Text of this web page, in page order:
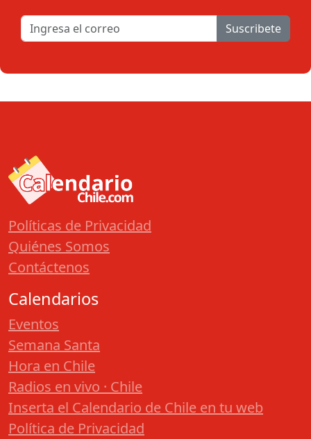
Suscribete
Políticas de Privacidad
Quiénes Somos
Contáctenos
Calendarios
Eventos
Semana Santa
Hora en Chile
Radios en vivo · Chile
Inserta el Calendario de Chile en tu web
Política de Privacidad